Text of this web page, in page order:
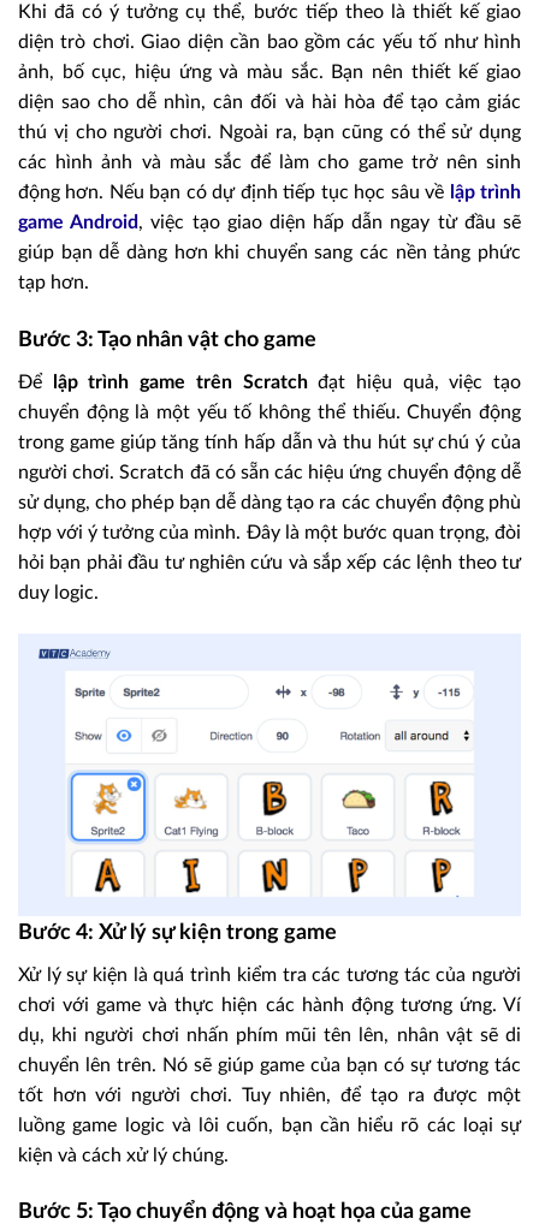
Khi đã có ý tưởng cụ thể, bước tiếp theo là thiết kế giao
diện trò chơi. Giao diện cần bao gồm các yếu tố như hình
ảnh, bố cục, hiệu ứng và màu sắc. Bạn nên thiết kế giao
diện sao cho dễ nhìn, cân đối và hài hòa để tạo cảm giác
thú vị cho người chơi. Ngoài ra, bạn cũng có thể sử dụng
các hình ảnh và màu sắc để làm cho game trở nên sinh
động hơn. Nếu bạn có dự định tiếp tục học sâu về lập trình
game Android, việc tạo giao diện hấp dẫn ngay từ đầu sẽ
giúp bạn dễ dàng hơn khi chuyển sang các nền tảng phức
tạp hơn.
Bước 3: Tạo nhân vật cho game
Để lập trình game trên Scratchđạt hiệu quả, việc tạo
chuyển động là một yếu tố không thể thiếu. Chuyển động
trong game giúp tăng tính hấp dẫn và thu hút sự chú ý của
người chơi. Scratch đã có sẵn các hiệu ứng chuyển động dễ
sử dụng, cho phép bạn dễ dàng tạo ra các chuyển động phù
hợp với ý tưởng của mình. Đây là một bước quan trọng, đòi
hỏi bạn phải đầu tư nghiên cứu và sắp xếp các lệnh theo tư
duy logic.
Bước 4: Xử lý sự kiện trong game
Xử lý sự kiện là quá trình kiểm tra các tương tác của người
chơi với game và thực hiện các hành động tương ứng. Ví
dụ, khi người chơi nhấn phím mũi tên lên, nhân vật sẽ di
chuyển lên trên. Nó sẽ giúp game của bạn có sự tương tác
tốt hơn với người chơi. Tuy nhiên, để tạo ra được một
luồng game logic và lôi cuốn, bạn cần hiểu rõ các loại sự
kiện và cách xử lý chúng.
Bước 5: Tạo chuyển động và hoạt họa của game